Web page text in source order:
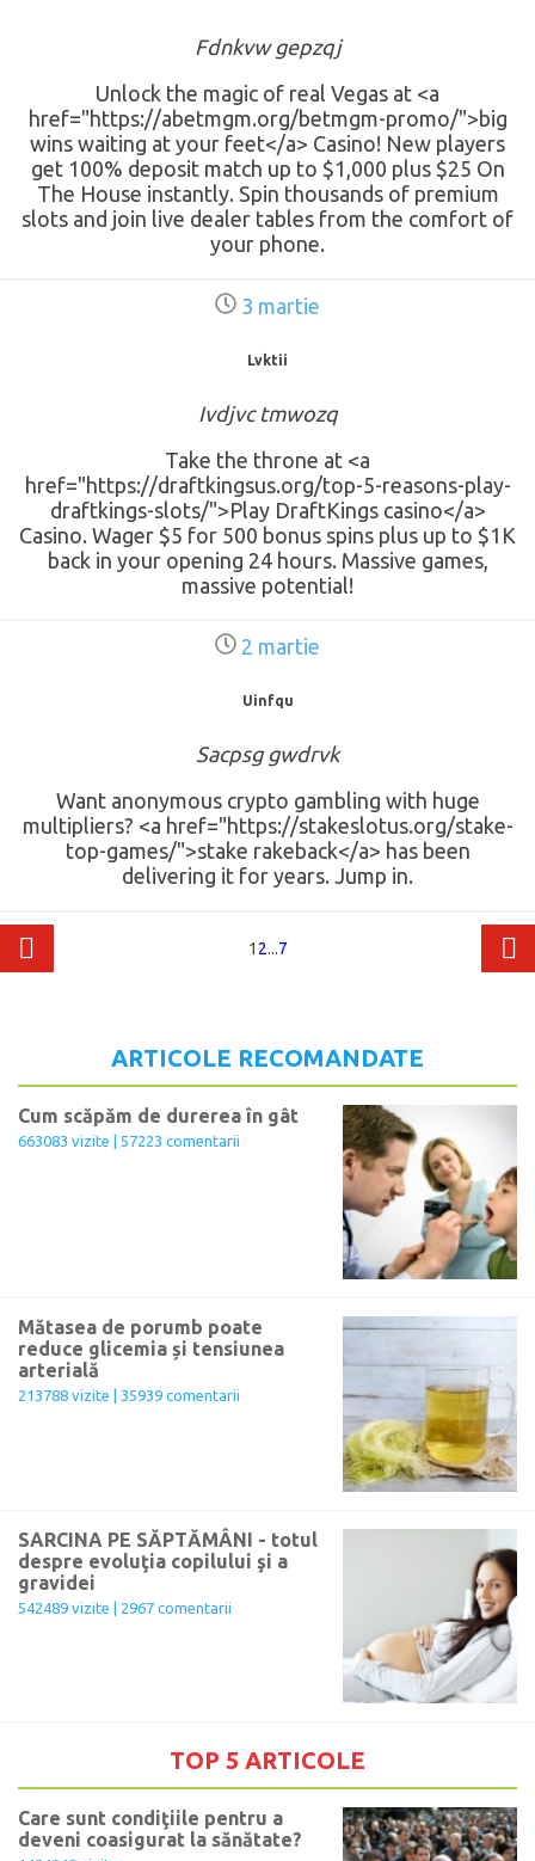
Fdnkvw gepzqj
Unlock the magic of real Vegas at <a
href="https://abetmgm.org/betmgm-promo/">big
wins waiting at your feet</a> Casino! New players
get 100% deposit match up to $1,000 plus $25 On
The House instantly. Spin thousands of premium
slots and join live dealer tables from the comfort of
your phone.
3 martie
Lvktii
Ivdjvc tmwozq
Take the throne at <a
href="https://draftkingsus.org/top-5-reasons-play-
draftkings-slots/">Play DraftKings casino</a>
Casino. Wager $5 for 500 bonus spins plus up to $1K
back in your opening 24 hours. Massive games,
massive potential!
2 martie
Uinfqu
Sacpsg gwdrvk
Want anonymous crypto gambling with huge
multipliers? <a href="https://stakeslotus.org/stake-
top-games/">stake rakeback</a> has been
delivering it for years. Jump in.
1 2...7
ARTICOLE RECOMANDATE
Cum scăpăm de durerea în gât
663083 vizite | 57223 comentarii
Mătasea de porumb poate
reduce glicemia și tensiunea
arterială
213788 vizite | 35939 comentarii
SARCINA PE SĂPTĂMÂNI - totul
despre evoluţia copilului şi a
gravidei
542489 vizite | 2967 comentarii
TOP 5 ARTICOLE
Care sunt condiţiile pentru a
deveni coasigurat la sănătate?